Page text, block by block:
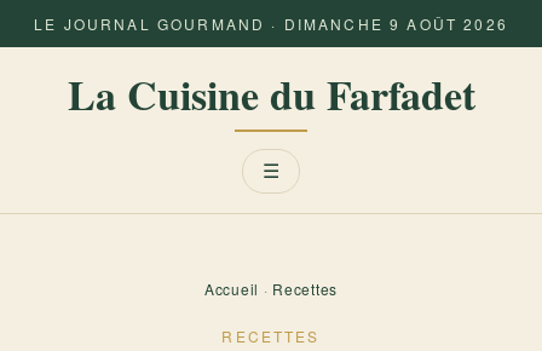
LE JOURNAL GOURMAND · DIMANCHE 9 AOÛT 2026
La Cuisine du Farfadet
Menu
☰
Accueil · Recettes
RECETTES